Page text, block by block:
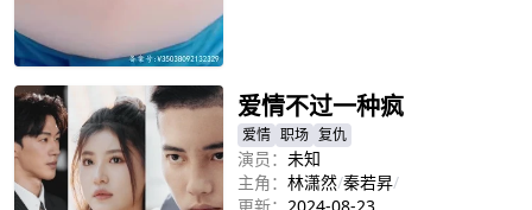
爱情不过一种疯
爱情 职场 复仇
演员： 未知
主角： 林潇然/秦若昇/